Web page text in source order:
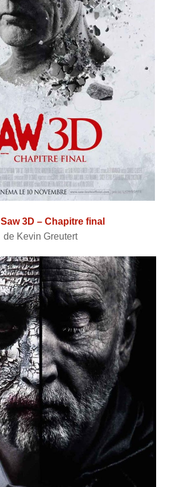
Saw 3D – Chapitre final
de Kevin Greutert